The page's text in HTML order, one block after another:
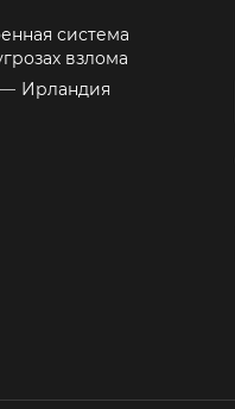
система
взлома
— Ирландия